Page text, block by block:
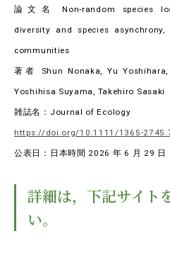
FACULTY
EVENTS
イベントカレン
ANPIC安否情
論文名 Non-random species
diversity and species
communities
著者 Shun Nonaka, Yu Yoshihara,
Yoshihisa Suyama, Takehiro Sasaki
雑誌名：Journal of Ecology
https://doi.org/10.1111/1365-
公表日：日本時間 2026 年 6 月 29 日
詳細は，下記サイト
い。